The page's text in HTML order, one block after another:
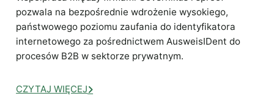
pozwala na bezpośrednie wdrożenie wysokiego,
państwowego poziomu zaufania do identyfikatora
internetowego za pośrednictwem AusweisIDent do
procesów B2B w sektorze prywatnym.
CZYTAJ WIĘCEJ